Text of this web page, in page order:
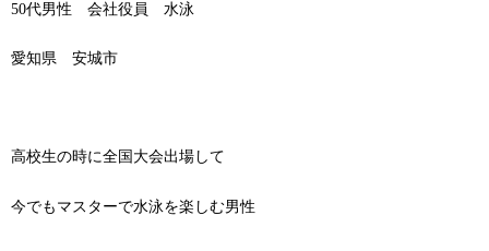
50代男性 会社役員 水泳
愛知県 安城市
高校生の時に全国大会出場して
今でもマスターで水泳を楽しむ男性